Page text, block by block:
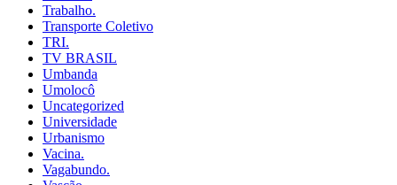
Trabalho.
Transporte Coletivo
TRI.
TV BRASIL
Umbanda
Umolocô
Uncategorized
Universidade
Urbanismo
Vacina.
Vagabundo.